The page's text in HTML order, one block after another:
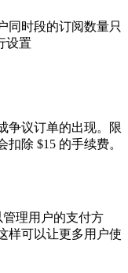
同时段的订阅数量只
设置
争议订单的出现。限
除 $15 的手续费。
管理用户的支付方
样可以让更多用户使